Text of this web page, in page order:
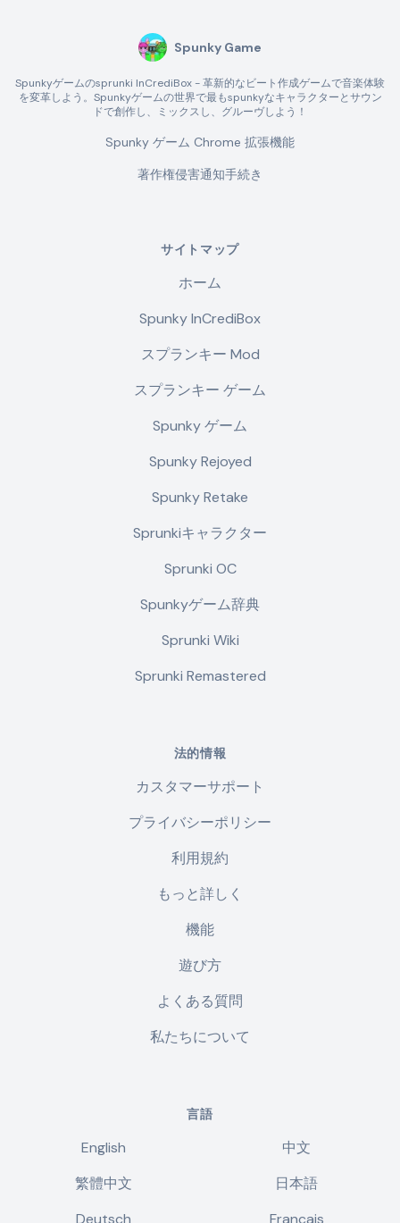
Spunky Game
Spunkyゲームのsprunki InCrediBox - 革新的なビート作成ゲームで音楽体験
を変革しよう。Spunkyゲームの世界で最もspunkyなキャラクターとサウン
ドで創作し、ミックスし、グルーヴしよう！
Spunky ゲーム Chrome 拡張機能
著作権侵害通知手続き
サイトマップ
ホーム
Spunky InCrediBox
スプランキー Mod
スプランキー ゲーム
Spunky ゲーム
Spunky Rejoyed
Spunky Retake
Sprunkiキャラクター
Sprunki OC
Spunkyゲーム辞典
Sprunki Wiki
Sprunki Remastered
法的情報
カスタマーサポート
プライバシーポリシー
利用規約
もっと詳しく
機能
遊び方
よくある質問
私たちについて
言語
English
中文
繁體中文
日本語
Deutsch
Français